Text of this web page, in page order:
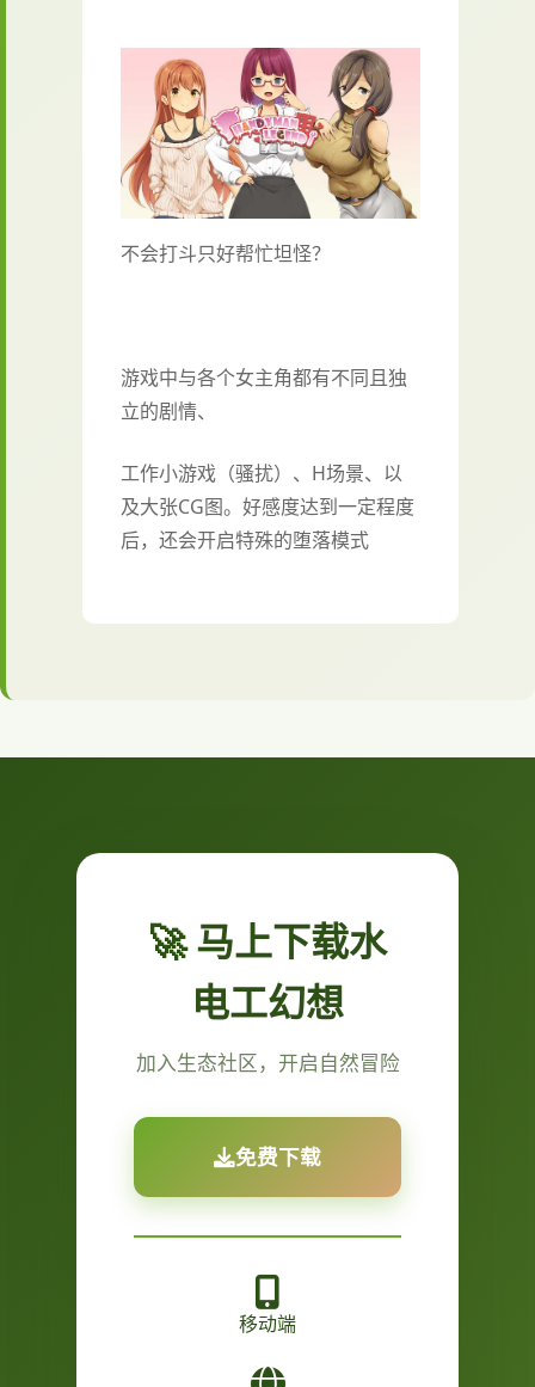
不会打斗只好帮忙坦怪？
游戏中与各个女主角都有不同且独
立的剧情、
工作小游戏（骚扰）、H场景、以
及大张CG图。好感度达到一定程度
后，还会开启特殊的堕落模式
🚀 马上下载水
电工幻想
加入生态社区，开启自然冒险
免费下载
移动端